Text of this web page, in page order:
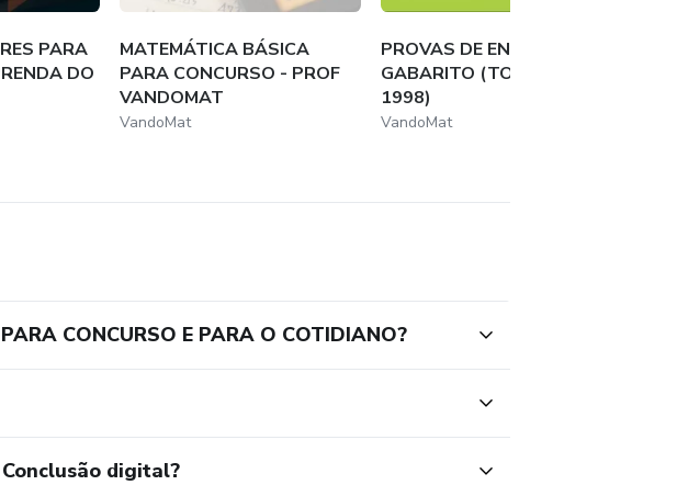
PARA
DO
MATEMÁTICA BÁSICA
PARA CONCURSO - PROF
VANDOMAT
VandoMat
PROVAS DE ENEM COM
GABARITO (TODAS DESDE
1998)
VandoMat
CONCURSO E PARA O COTIDIANO?
digital?